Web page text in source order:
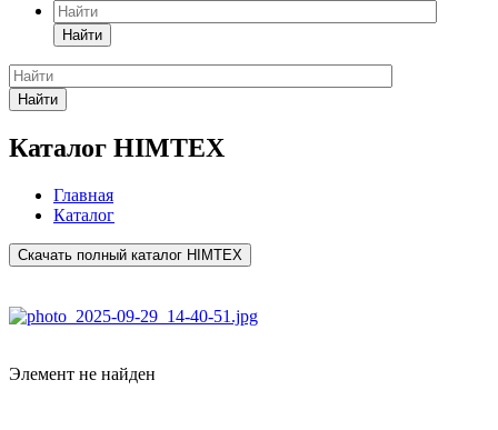
Найти
Найти
Каталог HIMTEX
Главная
Каталог
Скачать полный каталог HIMTEX
Элемент не найден